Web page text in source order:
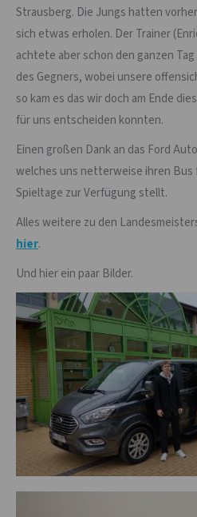
Strausberg. Die Jungs hatten
sich etwas erholen. Der Trainer
achtete aber schon den ganzen
des Gegners, wobei unsere
so kam es das wir doch am Ende
für uns entscheiden konnten.
Einen großen Dank an das Ford
welches uns netterweise ihren
Spieltage zur Verfügung stellt.
Alles weitere zu den
hier.
Und hier ein paar Bilder.